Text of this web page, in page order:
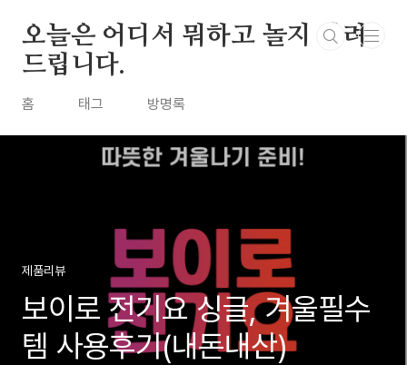
오늘은 어디서 뭐하고 놀지 알려
드립니다.
홈 태그 방명록
제품리뷰
보이로 전기요 싱글, 겨울필수
템 사용후기(내돈내산)